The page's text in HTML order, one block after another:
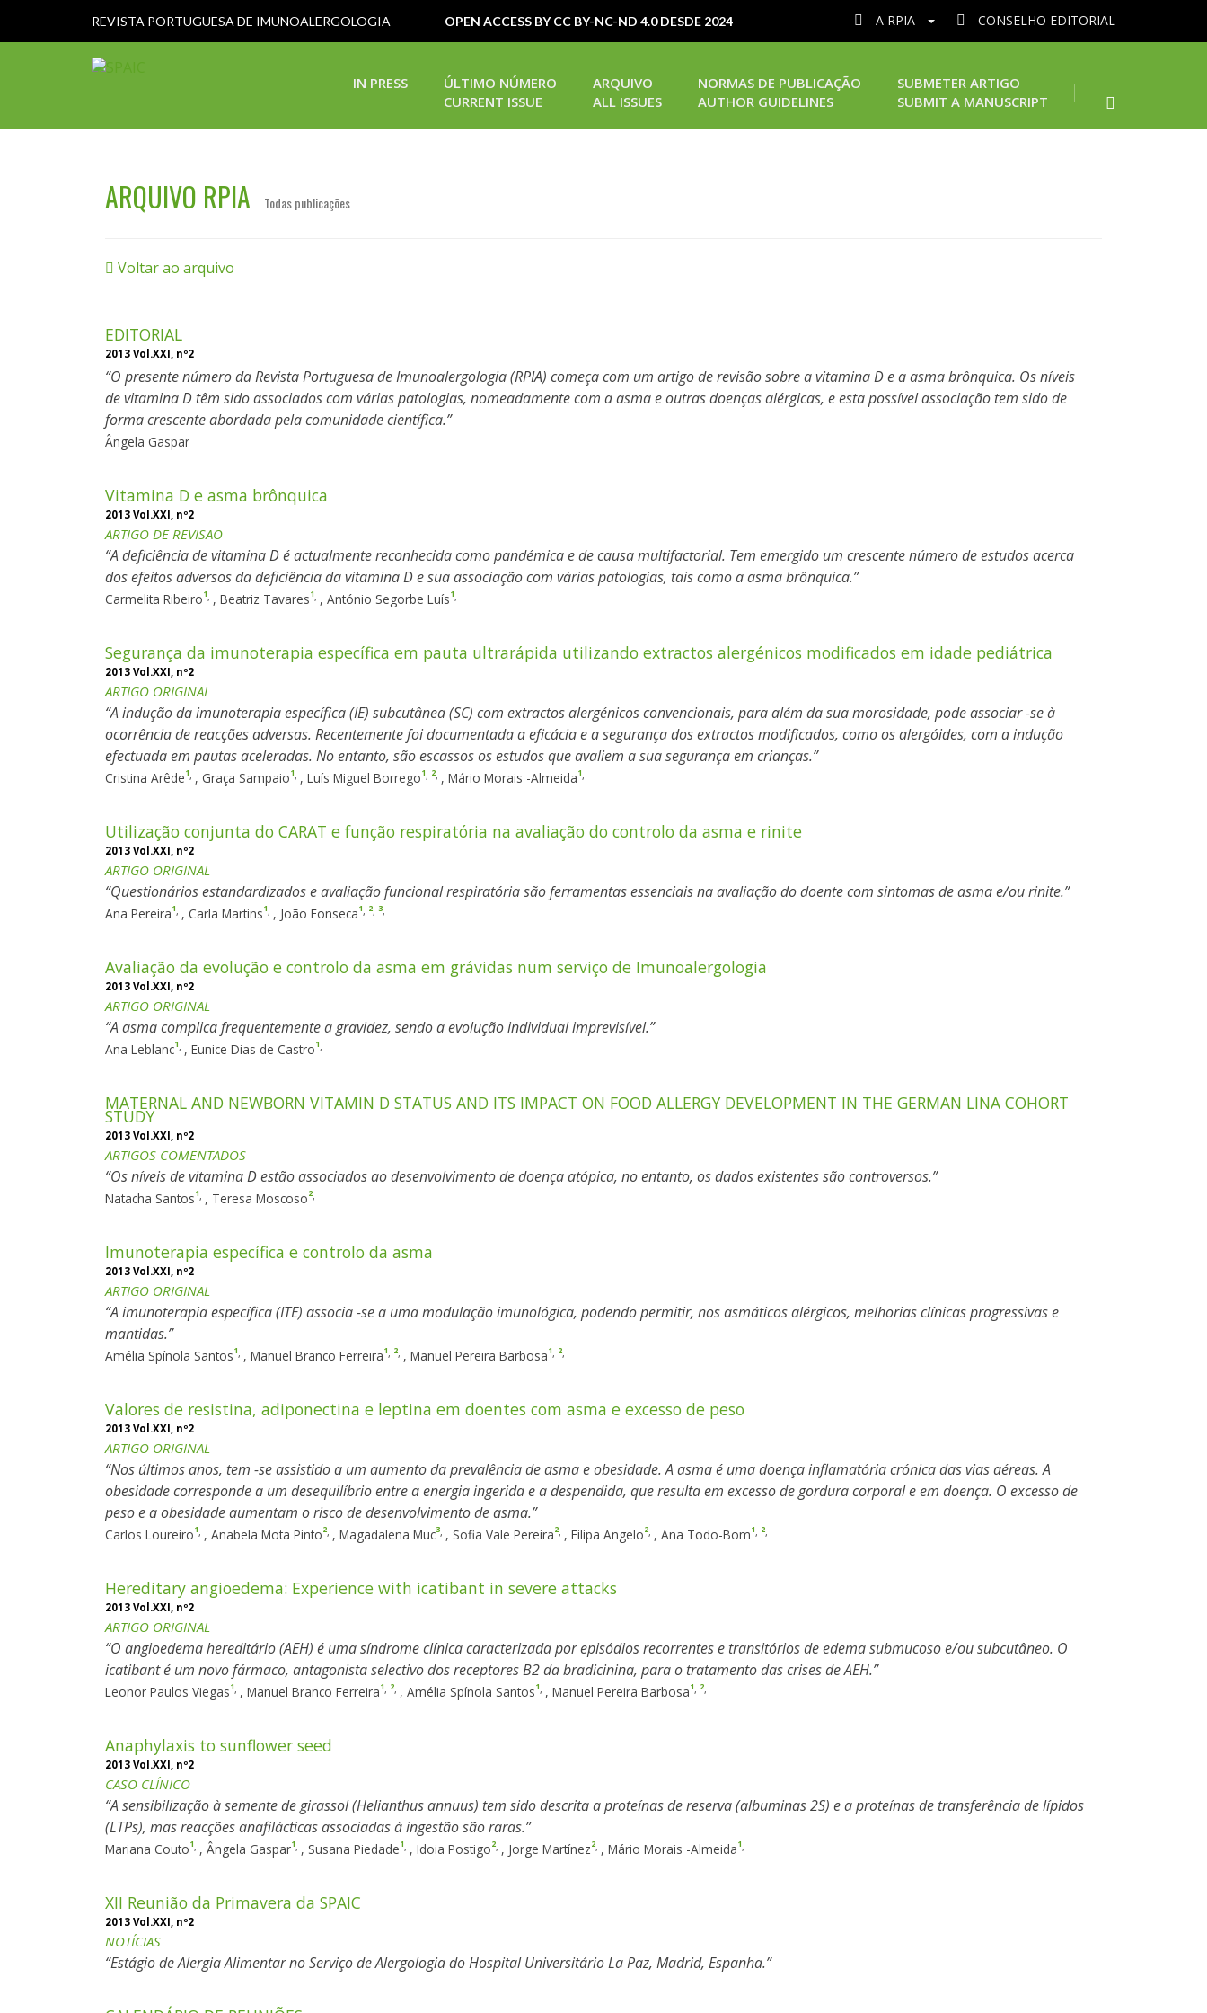
REVISTA PORTUGUESA DE IMUNOALERGOLOGIA OPEN ACCESS BY CC BY-NC-ND 4.0 DESDE 2024 A RPIA CONSELHO EDITORIAL
IN PRESS
ÚLTIMO NÚMERO
CURRENT ISSUE
ARQUIVO
ALL ISSUES
NORMAS DE PUBLICAÇÃO
AUTHOR GUIDELINES
SUBMETER ARTIGO
SUBMIT A MANUSCRIPT
ARQUIVO RPIA Todas publicações
Voltar ao arquivo
EDITORIAL
2013 Vol.XXI, nº2
O presente número da Revista Portuguesa de Imunoalergologia (RPIA) começa com um artigo de revisão sobre a vitamina D e a asma brônquica. Os níveis
de vitamina D têm sido associados com várias patologias, nomeadamente com a asma e outras doenças alérgicas, e esta possível associação tem sido de
forma crescente abordada pela comunidade científica.
Ângela Gaspar
Vitamina D e asma brônquica
2013 Vol.XXI, nº2
ARTIGO DE REVISÃO
A deficiência de vitamina D é actualmente reconhecida como pandémica e de causa multifactorial. Tem emergido um crescente número de estudos acerca
dos efeitos adversos da deficiência da vitamina D e sua associação com várias patologias, tais como a asma brônquica.
Carmelita Ribeiro1, , Beatriz Tavares1, , António Segorbe Luís1,
Segurança da imunoterapia específica em pauta ultrarápida utilizando extractos alergénicos modificados em idade pediátrica
2013 Vol.XXI, nº2
ARTIGO ORIGINAL
A indução da imunoterapia específica (IE) subcutânea (SC) com extractos alergénicos convencionais, para além da sua morosidade, pode associar -se à
ocorrência de reacções adversas. Recentemente foi documentada a eficácia e a segurança dos extractos modificados, como os alergóides, com a indução
efectuada em pautas aceleradas. No entanto, são escassos os estudos que avaliem a sua segurança em crianças.
Cristina Arêde1, , Graça Sampaio1, , Luís Miguel Borrego1, 2, , Mário Morais -Almeida1,
Utilização conjunta do CARAT e função respiratória na avaliação do controlo da asma e rinite
2013 Vol.XXI, nº2
ARTIGO ORIGINAL
Questionários estandardizados e avaliação funcional respiratória são ferramentas essenciais na avaliação do doente com sintomas de asma e/ou rinite.
Ana Pereira1, , Carla Martins1, , João Fonseca1, 2, 3,
Avaliação da evolução e controlo da asma em grávidas num serviço de Imunoalergologia
2013 Vol.XXI, nº2
ARTIGO ORIGINAL
A asma complica frequentemente a gravidez, sendo a evolução individual imprevisível.
Ana Leblanc1, , Eunice Dias de Castro1,
MATERNAL AND NEWBORN VITAMIN D STATUS AND ITS IMPACT ON FOOD ALLERGY DEVELOPMENT IN THE GERMAN LINA COHORT
STUDY
2013 Vol.XXI, nº2
ARTIGOS COMENTADOS
Os níveis de vitamina D estão associados ao desenvolvimento de doença atópica, no entanto, os dados existentes são controversos.
Natacha Santos1, , Teresa Moscoso2,
Imunoterapia específica e controlo da asma
2013 Vol.XXI, nº2
ARTIGO ORIGINAL
A imunoterapia específica (ITE) associa -se a uma modulação imunológica, podendo permitir, nos asmáticos alérgicos, melhorias clínicas progressivas e
mantidas.
Amélia Spínola Santos1, , Manuel Branco Ferreira1, 2, , Manuel Pereira Barbosa1, 2,
Valores de resistina, adiponectina e leptina em doentes com asma e excesso de peso
2013 Vol.XXI, nº2
ARTIGO ORIGINAL
Nos últimos anos, tem -se assistido a um aumento da prevalência de asma e obesidade. A asma é uma doença inflamatória crónica das vias aéreas. A
obesidade corresponde a um desequilíbrio entre a energia ingerida e a despendida, que resulta em excesso de gordura corporal e em doença. O excesso de
peso e a obesidade aumentam o risco de desenvolvimento de asma.
Carlos Loureiro1, , Anabela Mota Pinto2, , Magadalena Muc3, , Sofia Vale Pereira2, , Filipa Angelo2, , Ana Todo-Bom1, 2,
Hereditary angioedema: Experience with icatibant in severe attacks
2013 Vol.XXI, nº2
ARTIGO ORIGINAL
O angioedema hereditário (AEH) é uma síndrome clínica caracterizada por episódios recorrentes e transitórios de edema submucoso e/ou subcutâneo. O
icatibant é um novo fármaco, antagonista selectivo dos receptores B2 da bradicinina, para o tratamento das crises de AEH.
Leonor Paulos Viegas1, , Manuel Branco Ferreira1, 2, , Amélia Spínola Santos1, , Manuel Pereira Barbosa1, 2,
Anaphylaxis to sunflower seed
2013 Vol.XXI, nº2
CASO CLÍNICO
A sensibilização à semente de girassol (Helianthus annuus) tem sido descrita a proteínas de reserva (albuminas 2S) e a proteínas de transferência de lípidos
(LTPs), mas reacções anafilácticas associadas à ingestão são raras.
Mariana Couto1, , Ângela Gaspar1, , Susana Piedade1, , Idoia Postigo2, , Jorge Martínez2, , Mário Morais -Almeida1,
XII Reunião da Primavera da SPAIC
2013 Vol.XXI, nº2
NOTÍCIAS
Estágio de Alergia Alimentar no Serviço de Alergologia do Hospital Universitário La Paz, Madrid, Espanha.